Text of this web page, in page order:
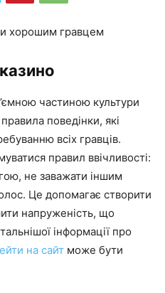
хорошим гравцем
частиною культури
поведінки, які
всіх гравців.
правил ввічливості:
не заважати іншим
Це допомагає створити
напруженість, що
інформації про
на сайт може бути